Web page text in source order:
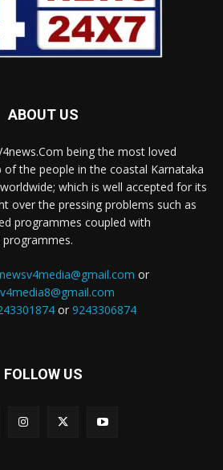
ABOUT US
being the most loved
of the people in the coastal Karnataka
which is well accepted for its
over the pressing problems such as
programmes coupled with
newsv4media@gmail.com or
or 9243306874
FOLLOW US